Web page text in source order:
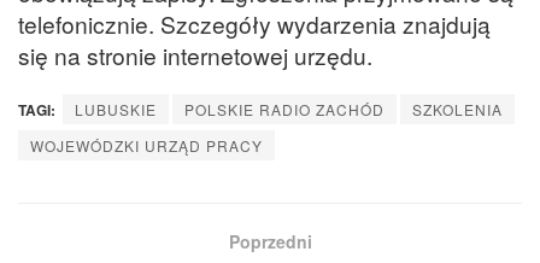
telefonicznie. Szczegóły wydarzenia znajdują
się na stronie internetowej urzędu.
TAGI: LUBUSKIE POLSKIE RADIO ZACHÓD
SZKOLENIA
WOJEWÓDZKI URZĄD PRACY
Poprzedni